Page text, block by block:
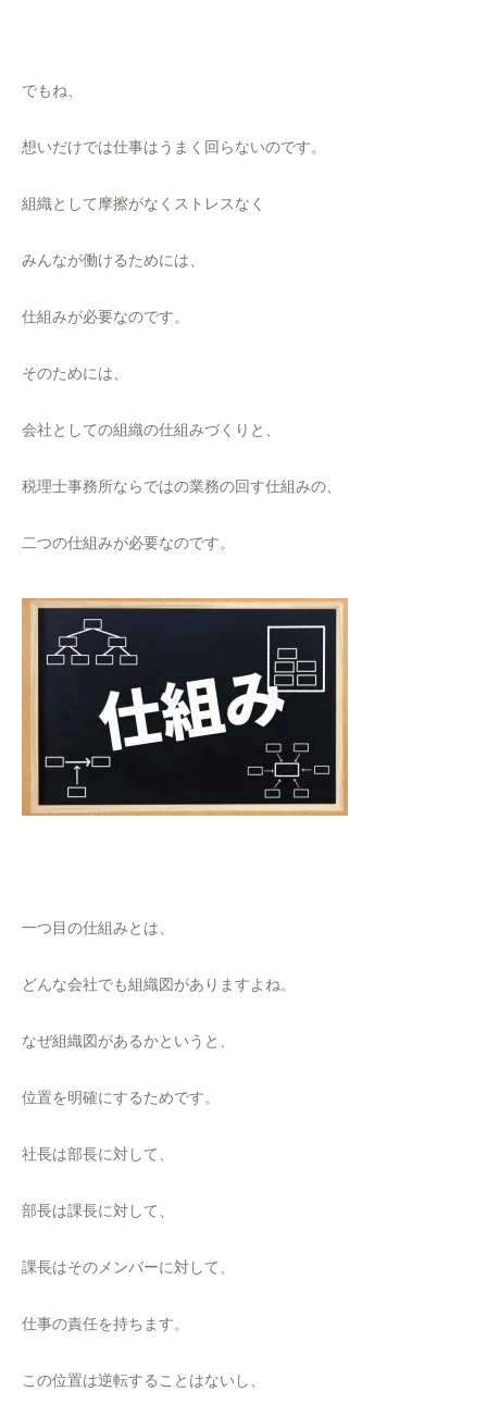
でもね、
想いだけでは仕事はうまく回らないのです。
組織として摩擦がなくストレスなく
みんなが働けるためには、
仕組みが必要なのです。
そのためには、
会社としての組織の仕組みづくりと、
税理士事務所ならではの業務の回す仕組みの、
二つの仕組みが必要なのです。
一つ目の仕組みとは、
どんな会社でも組織図がありますよね。
なぜ組織図があるかというと、
位置を明確にするためです。
社長は部長に対して、
部長は課長に対して、
課長はそのメンバーに対して、
仕事の責任を持ちます。
この位置は逆転することはないし、